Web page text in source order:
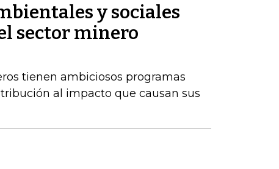
y sociales
sector minero
tienen ambiciosos programas
al impacto que causan sus